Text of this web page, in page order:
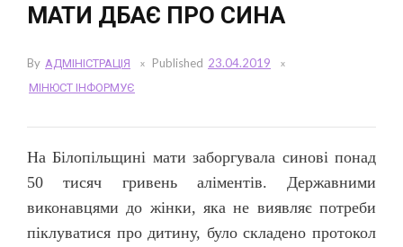
МАТИ ДБАЄ ПРО СИНА
By АДМІНІСТРАЦІЯ Published 23.04.2019
МІНЮСТ ІНФОРМУЄ
На Білопільщині мати заборгувала синові понад
50 тисяч гривень аліментів. Державними
виконавцями до жінки, яка не виявляє потреби
піклуватися про дитину, було складено протокол